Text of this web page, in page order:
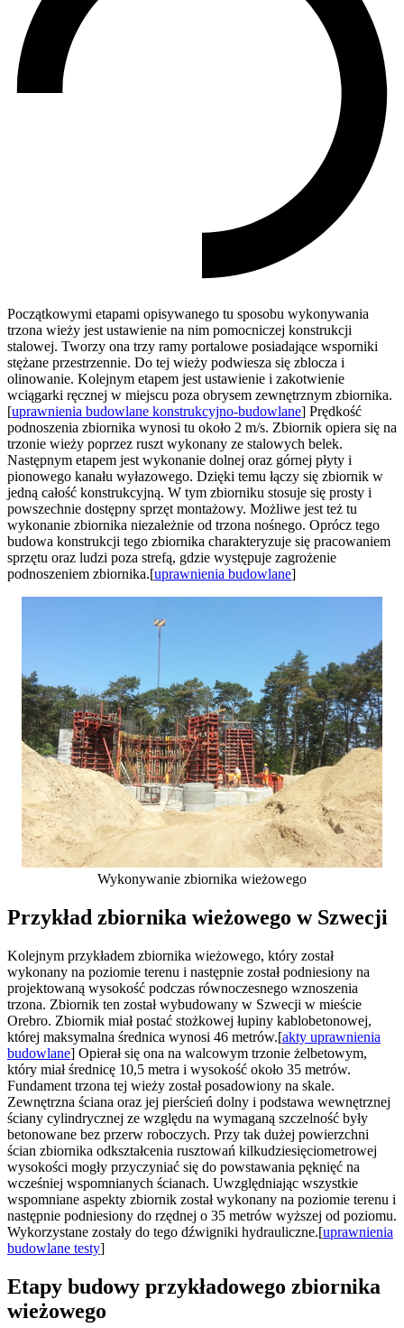
Początkowymi etapami opisywanego tu sposobu wykonywania
trzona wieży jest ustawienie na nim pomocniczej konstrukcji
stalowej. Tworzy ona trzy ramy portalowe posiadające wsporniki
stężane przestrzennie. Do tej wieży podwiesza się zblocza i
olinowanie. Kolejnym etapem jest ustawienie i zakotwienie
wciągarki ręcznej w miejscu poza obrysem zewnętrznym zbiornika.
[uprawnienia budowlane konstrukcyjno-budowlane] Prędkość
podnoszenia zbiornika wynosi tu około 2 m/s. Zbiornik opiera się na
trzonie wieży poprzez ruszt wykonany ze stalowych belek.
Następnym etapem jest wykonanie dolnej oraz górnej płyty i
pionowego kanału wyłazowego. Dzięki temu łączy się zbiornik w
jedną całość konstrukcyjną. W tym zbiorniku stosuje się prosty i
powszechnie dostępny sprzęt montażowy. Możliwe jest też tu
wykonanie zbiornika niezależnie od trzona nośnego. Oprócz tego
budowa konstrukcji tego zbiornika charakteryzuje się pracowaniem
sprzętu oraz ludzi poza strefą, gdzie występuje zagrożenie
podnoszeniem zbiornika.[uprawnienia budowlane]
Wykonywanie zbiornika wieżowego
Przykład zbiornika wieżowego w Szwecji
Kolejnym przykładem zbiornika wieżowego, który został
wykonany na poziomie terenu i następnie został podniesiony na
projektowaną wysokość podczas równoczesnego wznoszenia
trzona. Zbiornik ten został wybudowany w Szwecji w mieście
Orebro. Zbiornik miał postać stożkowej łupiny kablobetonowej,
której maksymalna średnica wynosi 46 metrów.[akty uprawnienia
budowlane] Opierał się ona na walcowym trzonie żelbetowym,
który miał średnicę 10,5 metra i wysokość około 35 metrów.
Fundament trzona tej wieży został posadowiony na skale.
Zewnętrzna ściana oraz jej pierścień dolny i podstawa wewnętrznej
ściany cylindrycznej ze względu na wymaganą szczelność były
betonowane bez przerw roboczych. Przy tak dużej powierzchni
ścian zbiornika odkształcenia rusztowań kilkudziesięciometrowej
wysokości mogły przyczyniać się do powstawania pęknięć na
wcześniej wspomnianych ścianach. Uwzględniając wszystkie
wspomniane aspekty zbiornik został wykonany na poziomie terenu i
następnie podniesiony do rzędnej o 35 metrów wyższej od poziomu.
Wykorzystane zostały do tego dźwigniki hydrauliczne.[uprawnienia
budowlane testy]
Etapy budowy przykładowego zbiornika
wieżowego